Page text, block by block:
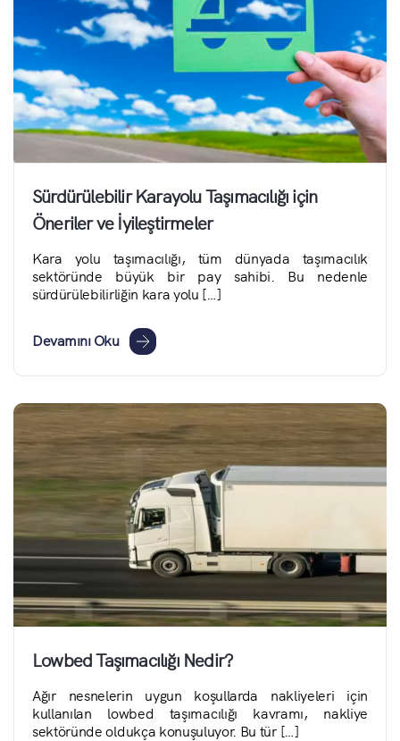
Sürdürülebilir Karayolu Taşımacılığı için
Öneriler ve İyileştirmeler
Kara yolu taşımacılığı, tüm dünyada taşımacılık
sektöründe büyük bir pay sahibi. Bu nedenle
sürdürülebilirliğin kara yolu […]
Devamını Oku
Lowbed Taşımacılığı Nedir?
Ağır nesnelerin uygun koşullarda nakliyeleri için
kullanılan lowbed taşımacılığı kavramı, nakliye
sektöründe oldukça konuşuluyor. Bu tür […]